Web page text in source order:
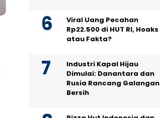
Viral Uang Pecahan
Rp22.500 di HUT RI, Hoaks
atau Fakta?
Industri Kapal Hijau
Dimulai: Danantara dan
Rusia Rancang Galangan
Bersih